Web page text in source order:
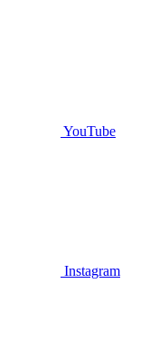
YouTube
Instagram